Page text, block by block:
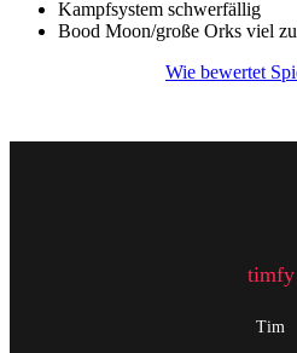
Kampfsystem schwerfällig
Bood Moon/große Orks viel
Wie bewertet
timfy
Tim